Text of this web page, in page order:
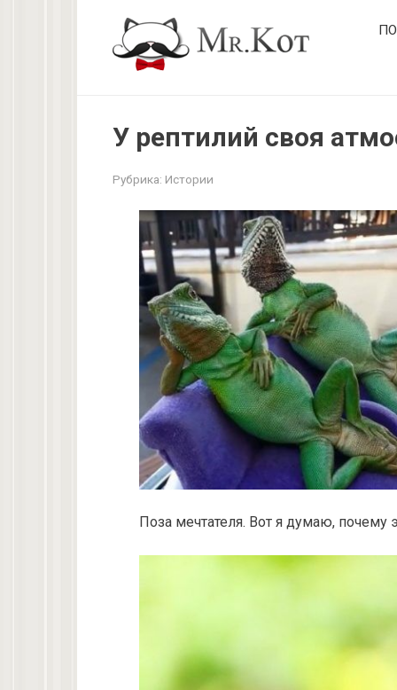
У рептилий своя
Рубрика: Истории
Поза мечтателя. Вот я думаю, почему